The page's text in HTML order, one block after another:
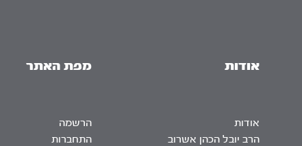
אודות
אודות
הרב יובל הכהן אשרוב
מפת האתר
הרשמה
התחברות